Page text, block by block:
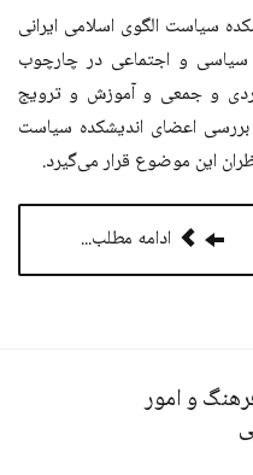
سیاست الگوی اسلامی ایرانی
و اجتماعی در چارچوب
و جمعی و آموزش و ترویج
اعضای اندیشکده سیاست
این موضوع قرار می‌گیرد.
ادامه مطلب...
و امور